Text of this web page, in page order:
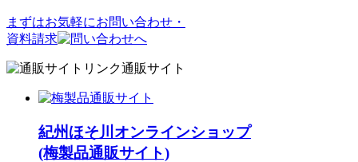
まずはお気軽にお問い合わせ・
資料請求
通販サイト
紀州ほそ川オンラインショップ
(梅製品通販サイト)